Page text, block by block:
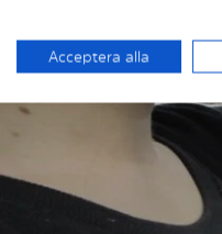
Acceptera alla